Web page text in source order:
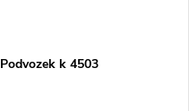
Podvozek k 4503